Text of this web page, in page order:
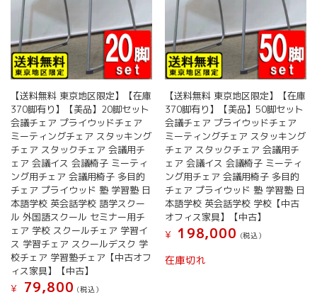
【送料無料 東京地区限定】【在庫
370脚有り】【美品】20脚セット
会議チェア プライウッドチェア
ミーティングチェア スタッキング
チェア スタックチェア 会議用チ
ェア 会議イス 会議椅子 ミーティ
ング用チェア 会議用椅子 多目的
チェア プライウッド 塾 学習塾 日
本語学校 英会話学校 語学スクー
ル 外国語スクール セミナー用チ
ェア 学校 スクールチェア 学習イ
ス 学習チェア スクールデスク 学
校チェア 学習塾チェア【中古オフ
ィス家具】【中古】
¥
79,800 (税込）
【送料無料 東京地区限定】【在庫
370脚有り】【美品】50脚セット
会議チェア プライウッドチェア
ミーティングチェア スタッキング
チェア スタックチェア 会議用チ
ェア 会議イス 会議椅子 ミーティ
ング用チェア 会議用椅子 多目的
チェア プライウッド 塾 学習塾 日
本語学校 英会話学校 学校【中古
オフィス家具】【中古】
¥
198,000 (税込）
在庫切れ